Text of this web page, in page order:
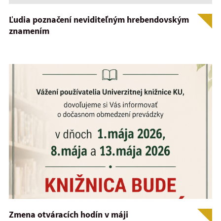
Ľudia poznačení neviditeľným hrebendovským
znamením
Zmena otváracích hodín v máji